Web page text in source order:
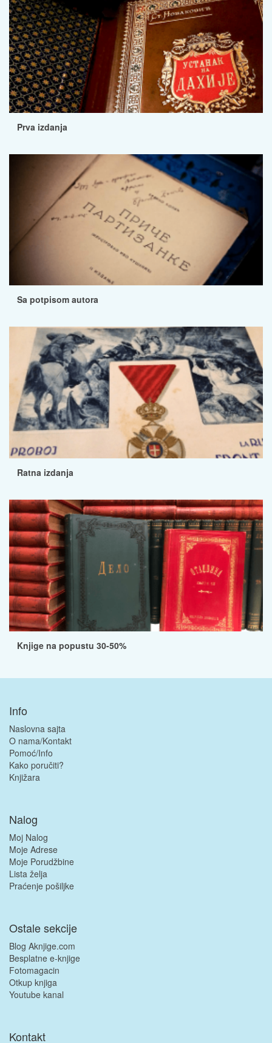
Prva izdanja
Sa potpisom autora
Ratna izdanja
Knjige na popustu 30-50%
Info
Naslovna sajta
O nama/Kontakt
Pomoć/Info
Kako poručiti?
Knjižara
Nalog
Moj Nalog
Moje Adrese
Moje Porudžbine
Lista želja
Praćenje pošiljke
Ostale sekcije
Blog Aknjige.com
Besplatne e-knjige
Fotomagacin
Otkup knjiga
Youtube kanal
Kontakt